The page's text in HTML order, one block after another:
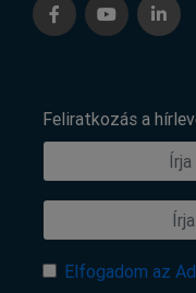
Feliratkozás a
Elfogadom az